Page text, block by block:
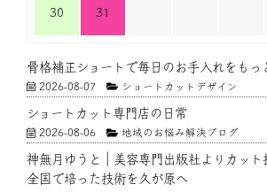
30 31
骨格補正ショートで毎日のお手入れをもっ
2026-08-07 ショートカットデザイン
ショートカット専門店の日常
2026-08-06 地域のお悩み解決ブログ
神無月ゆうと｜美容専門出版社よりカット
全国で培った技術を久が原へ